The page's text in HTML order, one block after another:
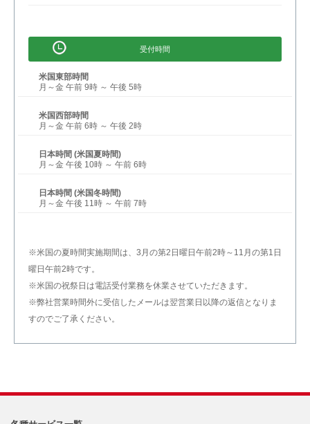
受付時間
米国東部時間
月～金 午前 9時 ～ 午後 5時
米国西部時間
月～金 午前 6時 ～ 午後 2時
日本時間 (米国夏時間)
月～金 午後 10時 ～ 午前 6時
日本時間 (米国冬時間)
月～金 午後 11時 ～ 午前 7時
※米国の夏時間実施期間は、3月の第2日曜日午前2時～11月の第1日
曜日午前2時です。
※米国の祝祭日は電話受付業務を休業させていただきます。
※弊社営業時間外に受信したメールは翌営業日以降の返信となりま
すのでご了承ください。